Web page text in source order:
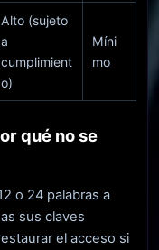
Alto (sujeto
a
cumplimient
o)
Míni
mo
qué no se
o 24 palabras a
sus claves
el acceso si